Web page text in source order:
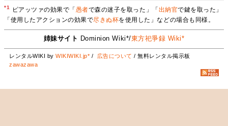
*1 ピアッツァの効果で「 愚者で森の迷子を取った」「 出納官で鍵を取った」
「使用したアクションの効果で尽きぬ杯を使用した」などの場合も同様。
姉妹サイト Dominion Wiki*/東方祀爭録 Wiki*
レンタルWIKI byWIKIWIKI.jp* / 広告について / 無料レンタル掲示板
zawazawa